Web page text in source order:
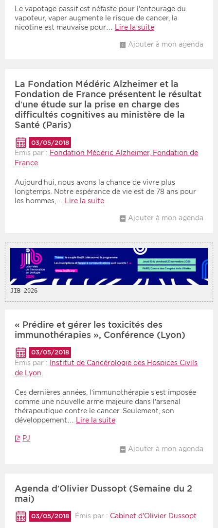
Choisir une date de débutChoisir une date de finChronologique
Inversé
Le vapotage passif est néfaste pour l’entourage du
vapoteur, vaper augmente le risque de cancer, la
nicotine est mauvaise pour…
Lire la suite
Ajouter à mon agenda
La Fondation Médéric Alzheimer et la
Fondation de France présentent le résultat
d’une étude sur la prise en charge des
difficultés cognitives au ministère de la
Santé (Paris)
03/05/2018
Émis par : Fondation Médéric Alzheimer, Fondation de
France
Aujourd’hui, nous avons la chance de vivre plus
longtemps. Notre espérance de vie est de 78 ans pour
les hommes,… Lire la suite
Ajouter à mon agenda
JIB 2026
« Prédire et gérer les toxicités des
immunothérapies », Conférence (Lyon)
03/05/2018
Émis par :
Institut de Cancérologie des Hospices Civils
de Lyon
Ces dernières années, l’immunothérapie s’est imposée
comme une nouvelle arme majeure dans l’arsenal
thérapeutique contre le cancer. Seulement, son
développement…
Lire la suite
PJ
Ajouter à mon agenda
Agenda d’Olivier Dussopt (Semaine du 2
mai)
03/05/2018 Émis par : Cabinet d'Olivier Dussopt